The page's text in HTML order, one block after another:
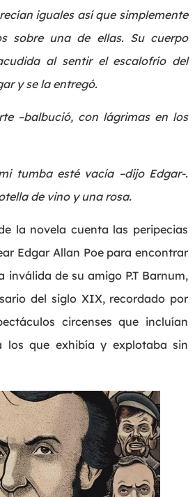
iguales así que simplemente
sobre una de ellas. Su cuerpo
al sentir el escalofrío del
y se la entregó.
–balbució, con lágrimas en los
tumba esté vacía –dijo Edgar-.
de vino y una rosa.
la novela cuenta las peripecias
Edgar Allan Poe para encontrar
inválida de su amigo P.T Barnum,
del siglo XIX, recordado por
circenses que incluían
los que exhibía y explotaba sin